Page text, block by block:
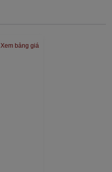
Xem bảng giá